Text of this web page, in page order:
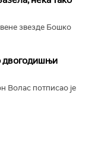
звезде Бошко
двогодишњи
Волас потписао је